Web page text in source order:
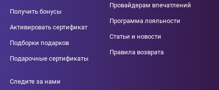
Получить бонусы
Активировать сертификат
Подборки подарков
Подарочные сертификаты
Провайдерам впечатлений
Программа лояльности
Статьи и новости
Правила возврата
Следите за нами